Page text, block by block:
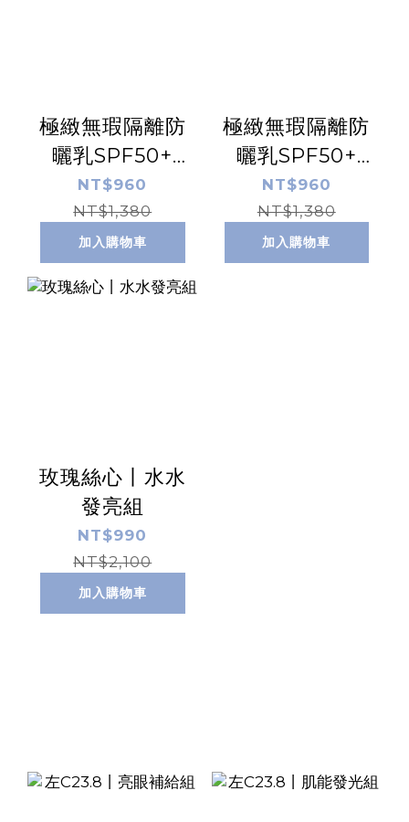
極緻無瑕隔離防
曬乳SPF50+
☆☆☆ 【清透
版】 50ml
NT$960
NT$1,380
加入購物車
極緻無瑕隔離防
曬乳SPF50+
☆☆☆☆
【膚】50ml
NT$960
NT$1,380
加入購物車
玫瑰絲心丨水水
發亮組
NT$990
NT$2,100
加入購物車